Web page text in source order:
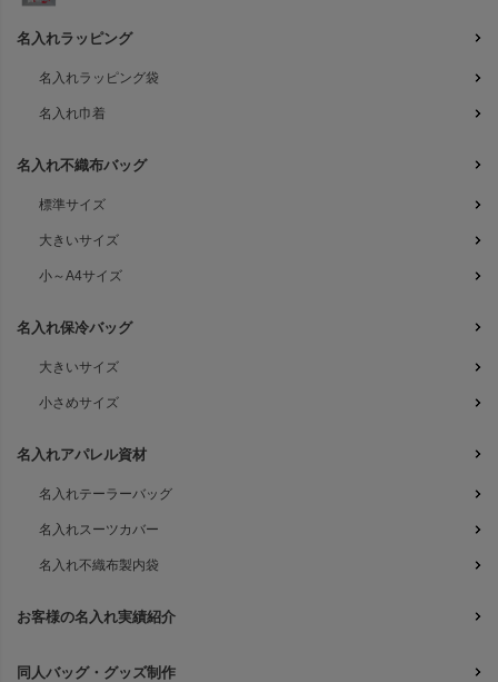
名入れラッピング
名入れラッピング袋
名入れ巾着
名入れ不織布バッグ
標準サイズ
大きいサイズ
小～A4サイズ
名入れ保冷バッグ
大きいサイズ
小さめサイズ
名入れアパレル資材
名入れテーラーバッグ
名入れスーツカバー
名入れ不織布製内袋
お客様の名入れ実績紹介
同人バッグ・グッズ制作